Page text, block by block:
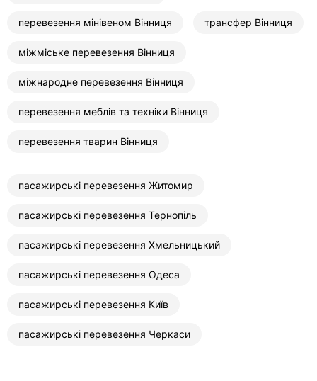
перевезення мінівеном Вінниця трансфер Вінниця
міжміське перевезення Вінниця
міжнародне перевезення Вінниця
перевезення меблів та техніки Вінниця
перевезення тварин Вінниця
пасажирські перевезення Житомир
пасажирські перевезення Тернопіль
пасажирські перевезення Хмельницький
пасажирські перевезення Одеса
пасажирські перевезення Київ
пасажирські перевезення Черкаси